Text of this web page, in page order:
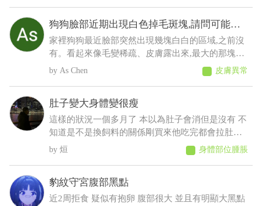
狗狗臉部近期出現白色掉毛斑塊,請問可能是
什麼原因
家裡狗狗最近臉部突然出現幾塊白白的區域,之前沒
有。看起來像毛變稀疏、皮膚露出來,最大的那塊有
點像有皮屑,但沒有看到流血、 化膿或明顯紅腫。
狗狗目前看起來精神、食慾都正常,也沒有一直抓臉
他皮膚問題?
As Chen 皮膚異常
肚子變大身體變很瘦
這樣的狀況一個多月了 本以為肚子會消但是沒有 不
知道是不是換飼料的關係剛買來他吃完都會拉肚子
後來就少量多餐就比較不會拉了以前飼料都吃很快
現在都吃很慢有時候還沒有吃完 反而人在吃的他都
現在沒長多少出來變很瘦看得到肋骨 請問醫師這是
什麼狀況????????
烜 身體部位腫脹
豹紋守宮腹部黑點
近2周拒食 疑似有抱卵 腹部很大 並且有明顯大黑點